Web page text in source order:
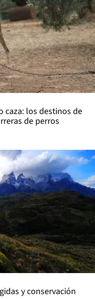
caza: los destinos de
de perros
y conservación